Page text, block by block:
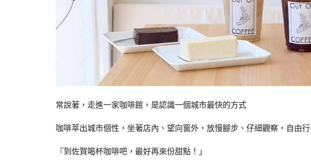
常說著，走進一家咖啡館，是認識一個城市最快的方式
咖啡萃出城市個性，坐著店內、望向窗外，放慢腳步、仔細觀察，自由
『到佐賀喝杯咖啡吧，最好再來份甜點！」